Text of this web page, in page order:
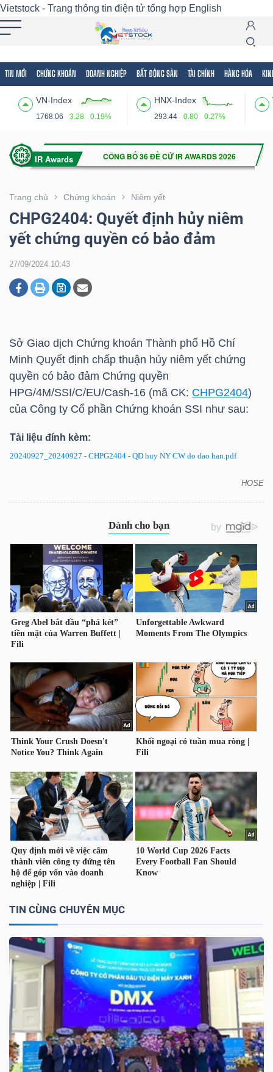
Vietstock - Trang thông tin điện tử tổng hợp English
TIN MỚI CHỨNG KHOÁN DOANH NGHIỆP BẤT ĐỘNG SẢN TÀI CHÍNH HÀNG HÓA
VN-Index
1768.06 3.28 0.19%
HNX-Index
293.44 0.80 0.27%
Trang chủ Chứng khoán Niêm yết
CHPG2404: Quyết định hủy niêm
yết chứng quyền có bảo đảm
27/09/2024 10:43
Sở Giao dịch Chứng khoán Thành phố Hồ Chí
Minh Quyết định chấp thuận hủy niêm yết chứng
quyền có bảo đảm Chứng quyền
HPG/4M/SSI/C/EU/Cash-16 (mã CK: CHPG2404)
của Công ty Cổ phần Chứng khoán SSI như sau:
Tài liệu đính kèm:
20240927_20240927 - CHPG2404 - QD huy NY CW do dao han.pdf
HOSE
TIN CÙNG CHUYÊN MỤC
Tất cả Tính năng Ngành Mã chứng khoán
Tính
(-)
VIETSTOCK
CHỨNG
BẤT
ĐỘNG
HÀNG
KINH
THẾ
GIỚI
ĐÔNG
DƯƠNG
TÀI
CHÍNH
CÁ
PHÂN
VIETSTOCKFINANCE
VĨ